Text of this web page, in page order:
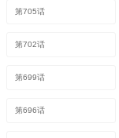
第705话
第702话
第699话
第696话